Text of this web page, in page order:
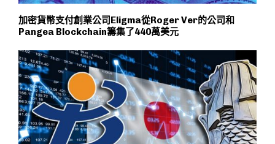
加密貨幣支付創業公司Eligma從Roger Ver的公司和
Pangea Blockchain籌集了440萬美元